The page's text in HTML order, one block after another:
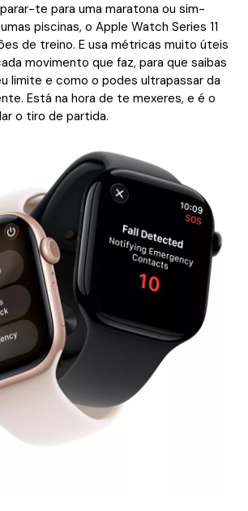
te para uma maratona ou sim­
piscinas, o Apple Watch Series 11
de treino. E usa métricas muito úteis
movimento que faz, para que saibas
limite e como o podes ultrapassar da
Está na hora de te mexeres, e é o
o tiro de partida.